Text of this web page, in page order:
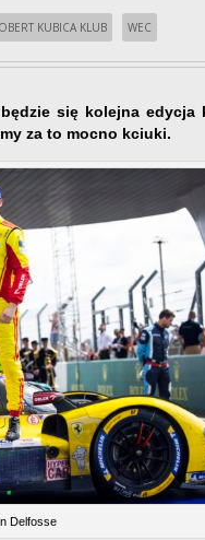
KUBICA KLUB WEC
się kolejna edycja
za to mocno kciuki.
Delfosse